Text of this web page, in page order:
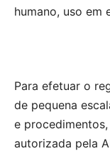
humano, uso em
Para efetuar o
de pequena
e
autorizada pela